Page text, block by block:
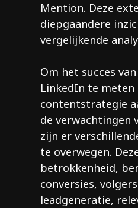
Mention. Deze
diepgaandere
vergelijkende
Om het succes
LinkedIn te meten
contentstrategie
de verwachtingen
zijn er
te overwegen.
betrokkenheid,
conversies,
leadgeneratie,